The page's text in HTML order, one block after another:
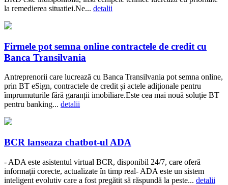
la remedierea situatiei.Ne... detalii
Firmele pot semna online contractele de credit cu
Banca Transilvania
Antreprenorii care lucrează cu Banca Transilvania pot semna online,
prin BT eSign, contractele de credit și actele adiționale pentru
împrumuturile fără garanții imobiliare.Este cea mai nouă soluție BT
pentru banking... detalii
BCR lanseaza chatbot-ul ADA
- ADA este asistentul virtual BCR, disponibil 24/7, care oferă
informații corecte, actualizate în timp real- ADA este un sistem
inteligent evolutiv care a fost pregătit să răspundă la peste... detalii